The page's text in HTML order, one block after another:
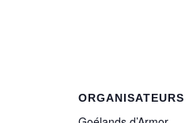
ORGANISATEURS